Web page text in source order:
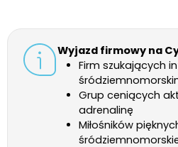
Wyjazd firmowy na
Firm szukających
Grup ceniących
adrenalinę
Miłośników